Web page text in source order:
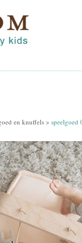
en knuffels> speelgoed